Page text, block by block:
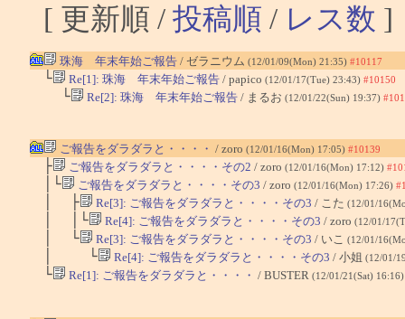
[ 更新順 / 投稿順 / レス数 ]
珠海 年末年始ご報告/ ゼラニウム (12/01/09(Mon) 21:35) #10117
└ Re[1]: 珠海 年末年始ご報告/ papico (12/01/17(Tue) 23:43) #10150
└ Re[2]: 珠海 年末年始ご報告/ まるお (12/01/22(Sun) 19:37)
ご報告をダラダラと・・・・ / zoro (12/01/16(Mon) 17:05) #10139
├ ご報告をダラダラと・・・・その2 / zoro (12/01/16(Mon) 17:12)
│└ ご報告をダラダラと・・・・その3 / zoro (12/01/16(Mon) 17:26)
│ ├ Re[3]: ご報告をダラダラと・・・・その3 / こた (12/01/
│ │└ Re[4]: ご報告をダラダラと・・・・その3 / zoro (12/01/
│ └ Re[3]: ご報告をダラダラと・・・・その3 / いこ (12/01/
│ └ Re[4]: ご報告をダラダラと・・・・その3 / 小姐 (12/01/
└ Re[1]: ご報告をダラダラと・・・・ / BUSTER (12/01/21(Sat)